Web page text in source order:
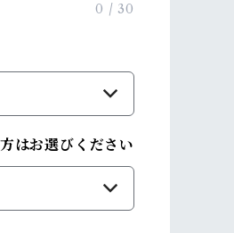
0 / 30
はお選びください